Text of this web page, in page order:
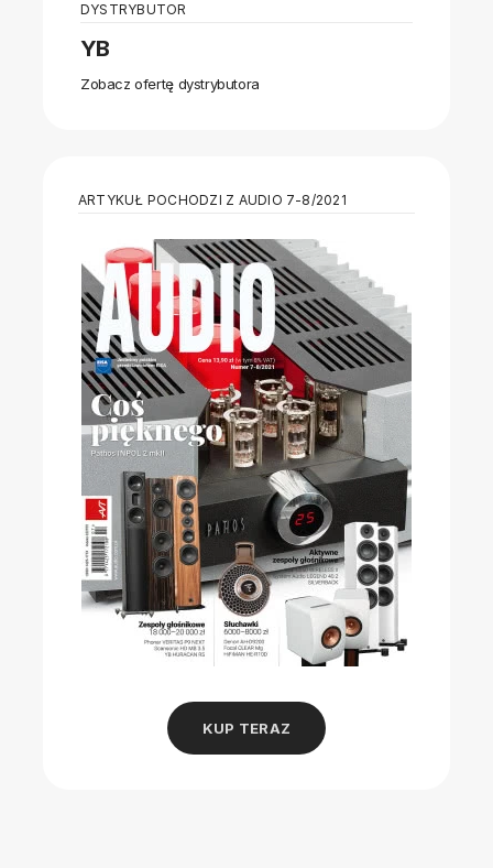
DYSTRYBUTOR
YB
Zobacz ofertę dystrybutora
ARTYKUŁ POCHODZI Z AUDIO 7-8/2021
KUP TERAZ